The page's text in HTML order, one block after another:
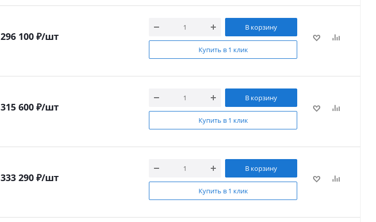
296 100 ₽/шт
В корзину
Купить в 1 клик
315 600 ₽/шт
В корзину
Купить в 1 клик
333 290 ₽/шт
В корзину
Купить в 1 клик